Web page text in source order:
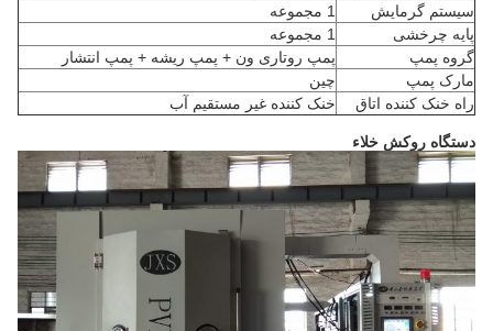
سیستم گرمایش
پایه چرخشی
گروه پمپ
پمپ روتاری ون + پمپ ریشه + پمپ انتشار
مارک پمپ
چین
راه خنک کننده اتاق
خنک کننده غیر مستقیم آب
دستگاه روکش خلاء